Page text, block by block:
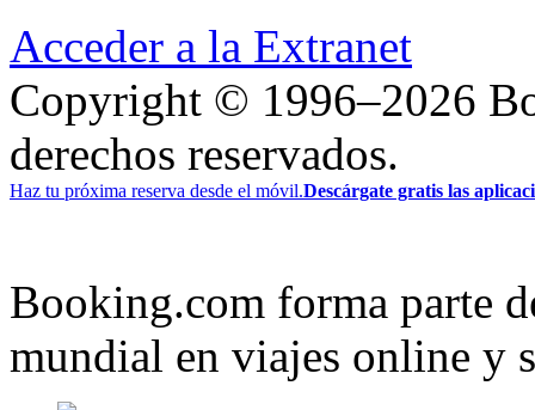
Acceder a la Extranet
Copyright © 1996–2026
derechos reservados.
Haz tu próxima reserva desde el móvil.Descárgate gratis las
Booking.com forma parte
mundial en viajes online y